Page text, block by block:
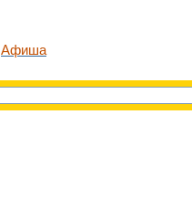
Афиша